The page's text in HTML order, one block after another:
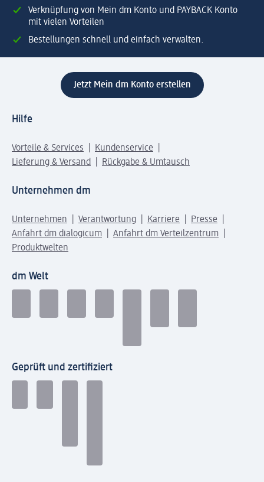
Verknüpfung von Mein dm Konto und PAYBACK Konto
mit vielen Vorteilen
Bestellungen schnell und einfach verwalten.
Jetzt Mein dm Konto erstellen
Hilfe
Vorteile & Services
Kundenservice
Lieferung & Versand
Rückgabe & Umtausch
Unternehmen dm
Unternehmen Verantwortung Karriere
Presse
Anfahrt dm dialogicum
Anfahrt dm Verteilzentrum
Produktwelten
dm Welt
Geprüft und zertifiziert